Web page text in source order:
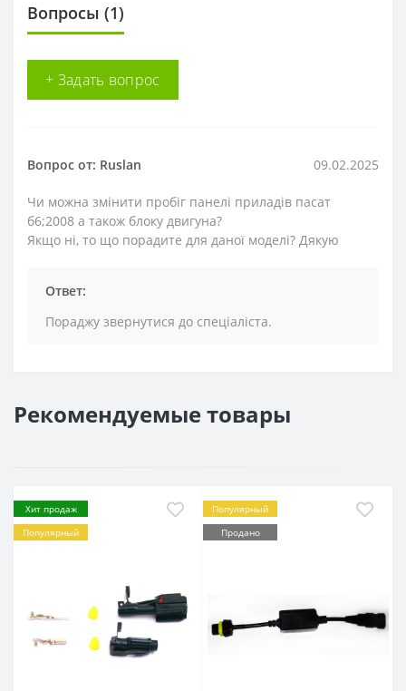
Вопросы (1)
+ Задать вопрос
Вопрос от: Ruslan 09.02.2025
Чи можна змінити пробіг панелі приладів пасат
б6;2008 а також блоку двигуна?
Якщо ні, то що порадите для даної моделі? Дякую
Ответ:
Пораджу звернутися до спеціаліста.
Рекомендуемые товары
Хит продаж
Популярный
Популярный
Продано